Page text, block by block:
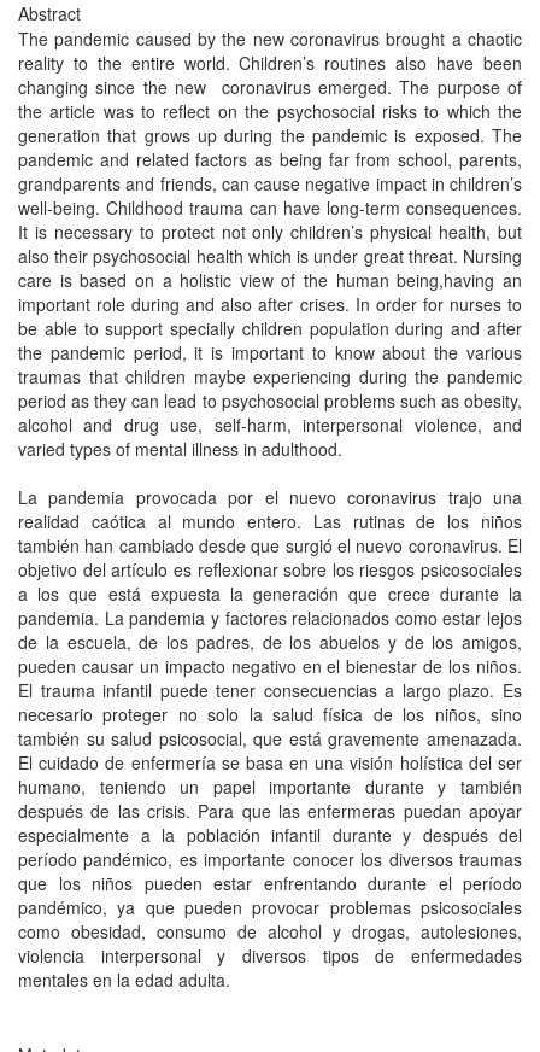
Abstract
The pandemic caused by the new coronavirus brought a chaotic
reality to the entire world. Children’s routines also have been
changing since the new coronavirus emerged. The purpose of
the article was to reflect on the psychosocial risks to which the
generation that grows up during the pandemic is exposed. The
pandemic and related factors as being far from school, parents,
grandparents and friends, can cause negative impact in children’s
well-being. Childhood trauma can have long-term consequences.
It is necessary to protect not only children’s physical health, but
also their psychosocial health which is under great threat. Nursing
care is based on a holistic view of the human being,having an
important role during and also after crises. In order for nurses to
be able to support specially children population during and after
the pandemic period, it is important to know about the various
traumas that children maybe experiencing during the pandemic
period as they can lead to psychosocial problems such as obesity,
alcohol and drug use, self-harm, interpersonal violence, and
varied types of mental illness in adulthood.
La pandemia provocada por el nuevo coronavirus trajo una
realidad caótica al mundo entero. Las rutinas de los niños
también han cambiado desde que surgió el nuevo coronavirus. El
objetivo del artículo es reflexionar sobre los riesgos psicosociales
a los que está expuesta la generación que crece durante la
pandemia. La pandemia y factores relacionados como estar lejos
de la escuela, de los padres, de los abuelos y de los amigos,
pueden causar un impacto negativo en el bienestar de los niños.
El trauma infantil puede tener consecuencias a largo plazo. Es
necesario proteger no solo la salud física de los niños, sino
también su salud psicosocial, que está gravemente amenazada.
El cuidado de enfermería se basa en una visión holística del ser
humano, teniendo un papel importante durante y también
después de las crisis. Para que las enfermeras puedan apoyar
especialmente a la población infantil durante y después del
período pandémico, es importante conocer los diversos traumas
que los niños pueden estar enfrentando durante el período
pandémico, ya que pueden provocar problemas psicosociales
como obesidad, consumo de alcohol y drogas, autolesiones,
violencia interpersonal y diversos tipos de enfermedades
mentales en la edad adulta.